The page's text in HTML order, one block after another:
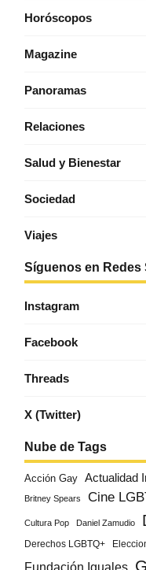
Horóscopos
Magazine
Panoramas
Relaciones
Salud y Bienestar
Sociedad
Viajes
Síguenos en Redes
Instagram
Facebook
Threads
X (Twitter)
Nube de Tags
Acción Gay Actualidad
Britney Spears Cine
Cultura Pop Daniel Zamudio
Derechos LGBTQ+
Fundación Iguales